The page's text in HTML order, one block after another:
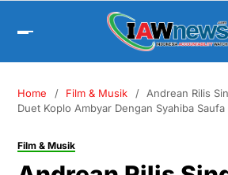
Home Film & Musik
Andrean Rilis
Duet Koplo Ambyar Dengan Syahiba Saufa
Film & Musik